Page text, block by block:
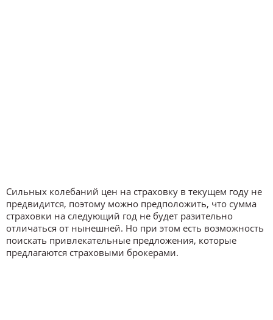
Сильных колебаний цен на страховку в текущем году не
предвидится, поэтому можно предположить, что сумма
страховки на следующий год не будет разительно
отличаться от нынешней. Но при этом есть возможность
поискать привлекательные предложения, которые
предлагаются страховыми брокерами.